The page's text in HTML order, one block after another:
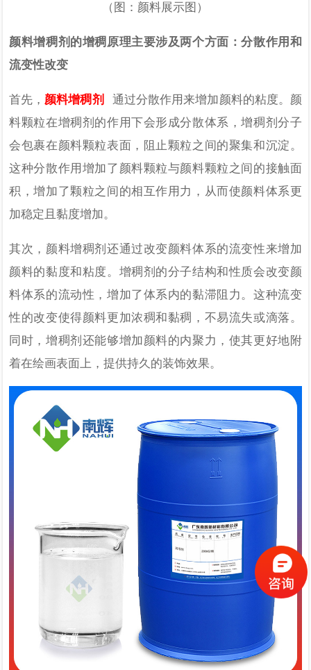
（图：颜料展示图）
颜料增稠剂的增稠原理主要涉及两个方面：分散作用和
流变性改变
首先，颜料增稠剂
通过分散作用来增加颜料的粘度。颜
料颗粒在增稠剂的作用下会形成分散体系，增稠剂分子
会包裹在颜料颗粒表面，阻止颗粒之间的聚集和沉淀。
这种分散作用增加了颜料颗粒与颜料颗粒之间的接触面
积，增加了颗粒之间的相互作用力，从而使颜料体系更
加稳定且黏度增加。
其次，颜料增稠剂还通过改变颜料体系的流变性来增加
颜料的黏度和粘度。增稠剂的分子结构和性质会改变颜
料体系的流动性，增加了体系内的黏滞阻力。这种流变
性的改变使得颜料更加浓稠和黏稠，不易流失或滴落。
同时，增稠剂还能够增加颜料的内聚力，使其更好地附
着在绘画表面上，提供持久的装饰效果。